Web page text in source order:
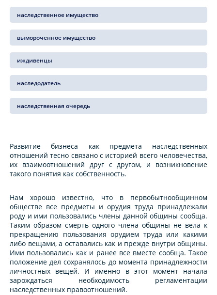
наследственное имущество
вымороченное имущество
иждивенцы
наследодатель
наследственная очередь
Развитие бизнеса как предмета наследственных
отношений тесно связано с историей всего человечества,
их взаимоотношений друг с другом, и возникновение
такого понятия как собственность.
Нам хорошо известно, что в первобытнообщинном
обществе все предметы и орудия труда принадлежали
роду и ими пользовались члены данной общины сообща.
Таким образом смерть одного члена общины не вела к
прекращению пользования орудием труда или какими
либо вещами, а оставались как и прежде внутри общины.
Ими пользовались как и ранее все вместе сообща. Такое
положение дел сохранялось до момента принадлежности
личностных вещей. И именно в этот момент начала
зарождаться необходимость регламентации
наследственных правоотношений.